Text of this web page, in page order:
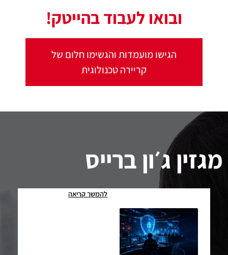
ובואו לעבוד בהייטק!
הגישו מועמדות והגשימו חלום של
קריירה טכנולוגית
מגזין ג׳ון ברייס
להמשך קריאה